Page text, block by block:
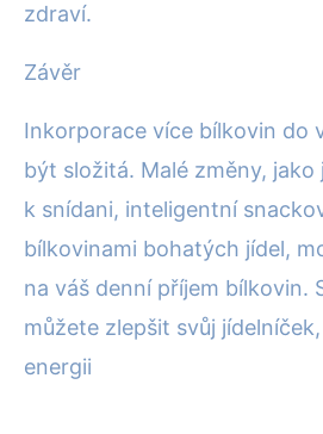
zdraví.
Závěr
Inkorporace více bílkovin do
být složitá. Malé změny, jako
k snídani, inteligentní
bílkovinami bohatých jídel,
na váš denní příjem bílkovin.
můžete zlepšit svůj
energii